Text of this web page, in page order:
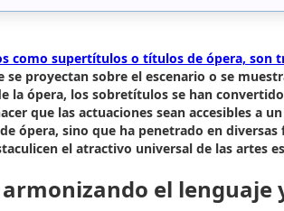
como supertítulos o títulos de ópera, son
proyectan sobre el escenario o se
la ópera, los sobretítulos se han
que las actuaciones sean accesibles a
ópera, sino que ha penetrado en
el atractivo universal de las artes
el lenguaje